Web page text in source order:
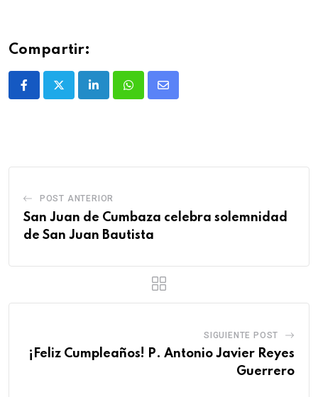
Compartir:
POST ANTERIOR
San Juan de Cumbaza celebra solemnidad
de San Juan Bautista
SIGUIENTE POST
¡Feliz Cumpleaños! P. Antonio Javier Reyes
Guerrero